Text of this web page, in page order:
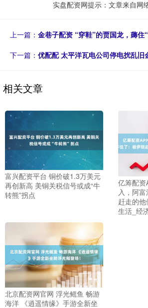
实盘配资网提示：文章来自网
上一篇： 金巷子配资 “穿鞋”的贾国龙，薅住
下一篇： 优配配 太平洋瓦电公司停电扰乱
相关文章
富兴配资平台 铜价破1.3万美元
再创新高 美铜关税信号或成“牛
转熊”拐点
亿筹配资
入，阿
赶走的他
生活_经
北京配资网官网 浮光鳐鱼 畅游
海洋 《逍遥情缘》手游全新坐